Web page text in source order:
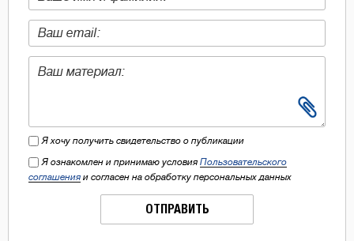
Я хочу получить свидетельство о публикации
Я ознакомлен и принимаю условия Пользовательского
соглашения и согласен на обработку персональных данных
ОТПРАВИТЬ